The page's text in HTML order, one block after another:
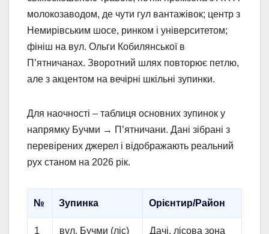
молокозаводом, де чути гул вантажівок; центр з
Немирівським шосе, ринком і університетом;
фініш на вул. Ольги Кобилянської в
П’ятничанах. Зворотний шлях повторює петлю,
але з акцентом на вечірні шкільні зупинки.
Для наочності – таблиця основних зупинок у
напрямку Бучми → П’ятничани. Дані зібрані з
перевірених джерел і відображають реальний
рух станом на 2026 рік.
№ Зупинка Орієнтир/Район
1 вул. Бучми (ліс) Дачі, лісова зона